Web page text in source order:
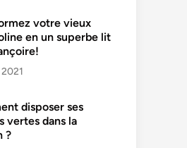
votre vieux
en un superbe lit
disposer ses
vertes dans la
?